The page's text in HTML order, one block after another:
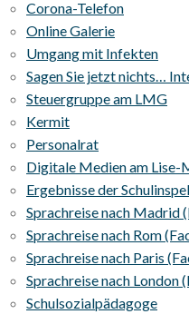
Corona-Telefon
Online Galerie
Umgang mit Infekten
Sagen Sie jetzt nichts…
Steuergruppe am LMG
Kermit
Personalrat
Digitale Medien am Lise-
Ergebnisse der
Sprachreise nach Madrid
Sprachreise nach Rom
Sprachreise nach Paris
Sprachreise nach London
Schulsozialpädagoge